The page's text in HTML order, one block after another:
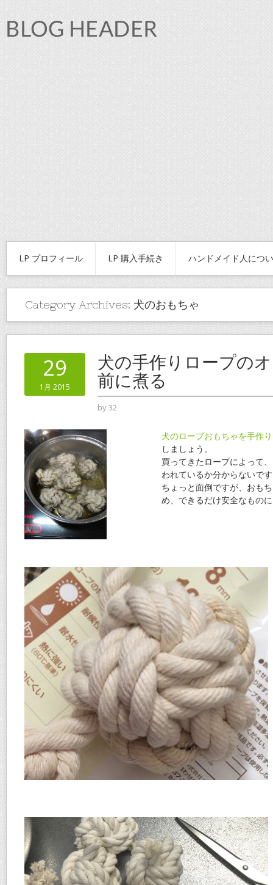
LP プロフィール LP 購入手続き ハンドメイド人につ
Category Archives: 犬のおもちゃ
29
1月 2015
犬の手作りロープの
前に煮る
by32
犬のロープおもちゃを手作り
しましょう。
買ってきたロープによって
われているか分からないで
ちょっと面倒ですが、おも
め、できるだけ安全なもの